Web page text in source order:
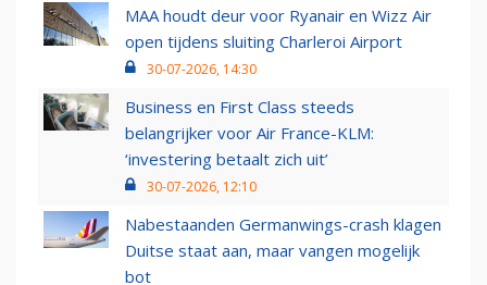
MAA houdt deur voor Ryanair en Wizz Air
open tijdens sluiting Charleroi Airport
30-07-2026, 14:30
Business en First Class steeds
belangrijker voor Air France-KLM:
‘investering betaalt zich uit’
30-07-2026, 12:10
Nabestaanden Germanwings-crash klagen
Duitse staat aan, maar vangen mogelijk
bot